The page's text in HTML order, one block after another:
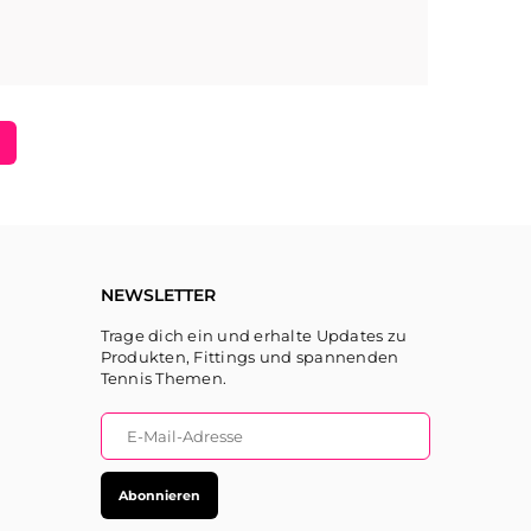
NEWSLETTER
Trage dich ein und erhalte Updates zu
Produkten, Fittings und spannenden
Tennis Themen.
Abonnieren